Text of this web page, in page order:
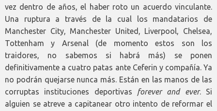
vez dentro de años, el haber roto un acuerdo vinculante.
Una ruptura a través de la cual los mandatarios de
Manchester City, Manchester United, Liverpool, Chelsea,
Tottenham y Arsenal (de momento estos son los
traidores, no sabemos si habrá más) se ponen
definitivamente a cuatro patas ante Ceferin y compañía. Ya
no podrán quejarse nunca más. Están en las manos de las
corruptas instituciones deportivas forever and ever. Si
alguien se atreve a capitanear otro intento de reformar el